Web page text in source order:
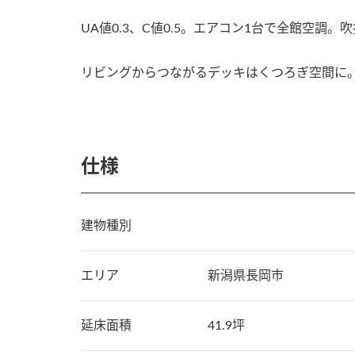
UA値0.3、C値0.5。エアコン1台で全館空調。吹
リビングからつながるデッキはくつろぎ空間に。
仕様
建物種別
エリア 新潟県長岡市
延床面積 41.9坪